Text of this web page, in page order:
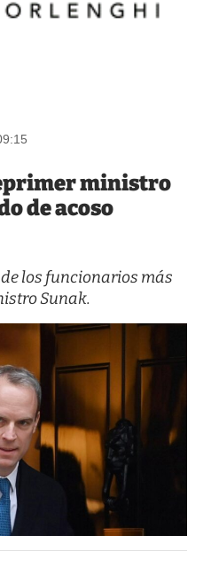
ministro
de acoso
los funcionarios más
Sunak.